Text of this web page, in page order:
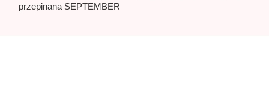
przepinana SEPTEMBER